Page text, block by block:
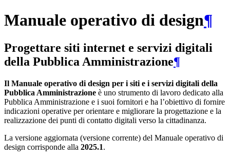
Manuale operativo di design¶
Progettare siti internet e servizi digitali
della Pubblica Amministrazione¶
Il Manuale operativo di design per i siti e i servizi digitali della
Pubblica Amministrazione è uno strumento di lavoro dedicato alla
Pubblica Amministrazione e i suoi fornitori e ha l’obiettivo di fornire
indicazioni operative per orientare e migliorare la progettazione e la
realizzazione dei punti di contatto digitali verso la cittadinanza.
La versione aggiornata (versione corrente) del Manuale operativo di
design corrisponde alla 2025.1.